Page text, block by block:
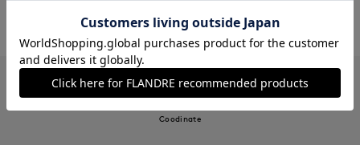
このショップの他のコーディネート
Coodinate